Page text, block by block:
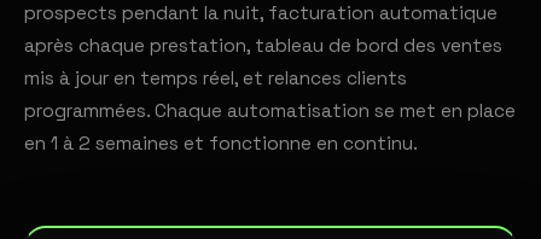
prospects pendant la nuit, facturation automatique
après chaque prestation, tableau de bord des ventes
mis à jour en temps réel, et relances clients
programmées. Chaque automatisation se met en place
en 1 à 2 semaines et fonctionne en continu.